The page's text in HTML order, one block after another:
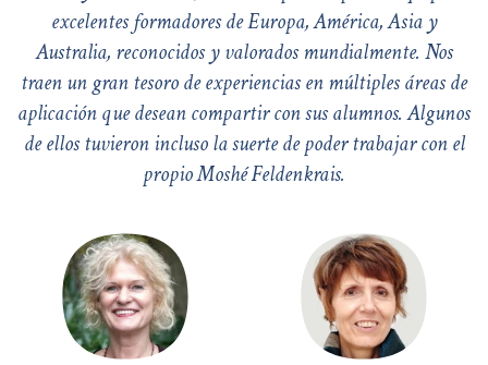
excelentes formadores de Europa, América, Asia y
Australia, reconocidos y valorados mundialmente. Nos
traen un gran tesoro de experiencias en múltiples áreas de
aplicación que desean compartir con sus alumnos. Algunos
de ellos tuvieron incluso la suerte de poder trabajar con el
propio Moshé Feldenkrais.